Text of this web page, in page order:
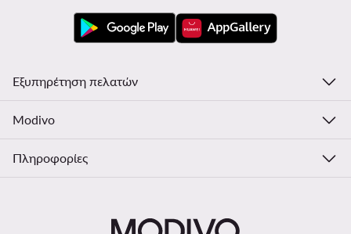
Εξυπηρέτηση πελατών
Modivo
Πληροφορίες